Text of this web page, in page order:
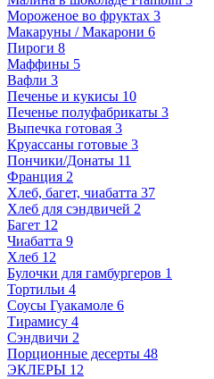
Мороженое во фруктах 3
Макаруны / Макарони 6
Пироги 8
Маффины 5
Вафли 3
Печенье и кукисы 10
Печенье полуфабрикаты 3
Выпечка готовая 3
Круассаны готовые 3
Пончики/Донаты 11
Франция 2
Хлеб, багет, чиабатта 37
Хлеб для сэндвичей 2
Багет 12
Чиабатта 9
Хлеб 12
Булочки для гамбургеров 1
Тортильи 4
Соусы Гуакамоле 6
Тирамису 4
Сэндвичи 2
Порционные десерты 48
ЭКЛЕРЫ 12